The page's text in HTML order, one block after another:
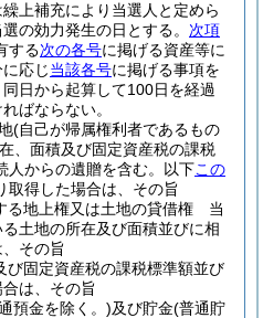
上補充により当選人と定めら
の効力発生の日とする。 次項
する次の各号に掲げる資産等に
応じ当該各号に掲げる事項を
日から起算して100日を経過
ばならない。
(自己が帰属権利者であるもの
、面積及び固定資産税の課税
人からの遺贈を含む。以下この
取得した場合は、その旨
る地上権又は土地の貸借権 当
土地の所在及び面積並びに相
その旨
固定資産税の課税標準額並び
は、その旨
預金を除く。)及び貯金(普通貯